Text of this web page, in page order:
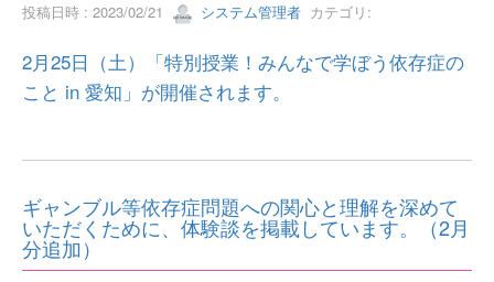
投稿日時 : 2023/02/21 システム管理者 カテゴリ:
2月25日（土）「特別授業！みんなで学ぼう依存症の
こと in 愛知」が開催されます。
ギャンブル等依存症問題への関心と理解を深めて
いただくために、体験談を掲載しています。（2月
分追加）